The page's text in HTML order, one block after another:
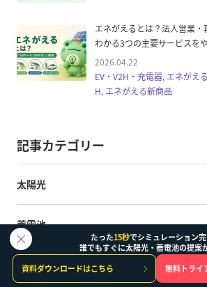
エネがえるとは？法人営業
わかる3つの主要サービスを
2026.04.22
EV・V2H・充電器, エネがえ
H, エネがえる新商品
記事カテゴリー
太陽光
蓄電池
シミュレーション結果
たった15秒でシミュレーション完
誰でもすぐに太陽光・蓄電池の提案
資料ダウンロードはこちら
無料トライ